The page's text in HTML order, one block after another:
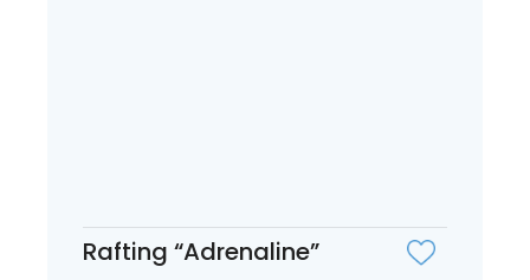
Rafting “Adrenaline”